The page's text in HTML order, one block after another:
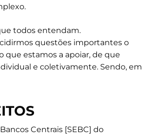
todos entendam.
questões importantes o
que estamos a apoiar, de que
e coletivamente. Sendo, em
Centrais [SEBC] do